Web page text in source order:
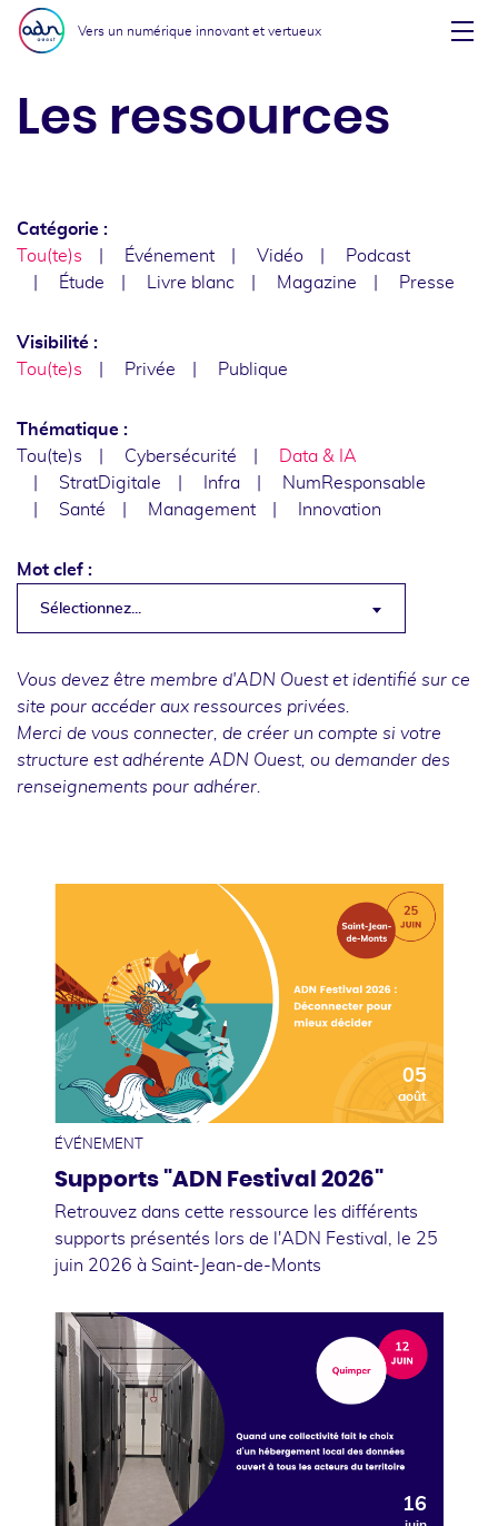
Aller au menu
Aller au contenu
Vers un numérique innovant et vertueux
Les ressources
Catégorie :
Tou(te)s
Événement Vidéo
Podcast
Étude
Livre blanc Magazine Presse
Visibilité :
Tou(te)s
Privée Publique
Thématique :
Tou(te)s
Cybersécurité
Data & IA
StratDigitale
Infra
NumResponsable
Santé
Management Innovation
Mot clef :
Sélectionnez...
Vous devez être membre d'ADN Ouest et identifié sur ce
site pour accéder aux ressources privées.
Merci de vous connecter , de créer un compte si votre
structure est adhérente ADN Ouest, ou demander des
renseignements pour adhérer.
05
août
ÉVÉNEMENT
Supports "ADN Festival 2026"
Retrouvez dans cette ressource les différents
supports présentés lors de l'ADN Festival, le 25
juin 2026 à Saint-Jean-de-Monts
16